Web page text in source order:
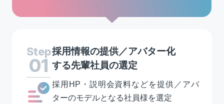
Step
01
採用情報の提供／アバター化
する先輩社員の選定
採用HP・説明会資料などを提供／アバ
ターのモデルとなる社員様を選定